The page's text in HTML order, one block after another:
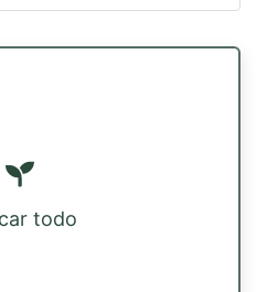
todo